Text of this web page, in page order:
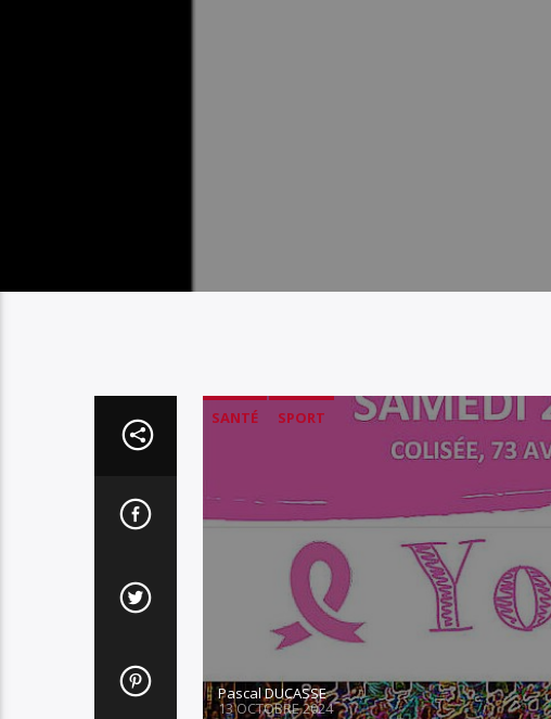
SANTÉ SPORT
Pascal DUCASSE
13 OCTOBRE 2024